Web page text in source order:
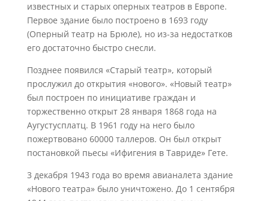
известных и старых оперных театров в Европе.
Первое здание было построено в 1693 году
(Оперный театр на Брюле), но из-за недостатков
его достаточно быстро снесли.
Позднее появился «Старый театр», который
прослужил до открытия «нового». «Новый театр»
был построен по инициативе граждан и
торжественно открыт 28 января 1868 года на
Аугустусплатц. В 1961 году на него было
пожертвовано 60000 таллеров. Он был открыт
постановкой пьесы «Ифигения в Тавриде» Гете.
3 декабря 1943 года во время авианалета здание
«Нового театра» было уничтожено. До 1 сентября